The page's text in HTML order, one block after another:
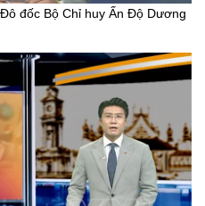
đốc Bộ Chỉ huy Ấn Độ Dương